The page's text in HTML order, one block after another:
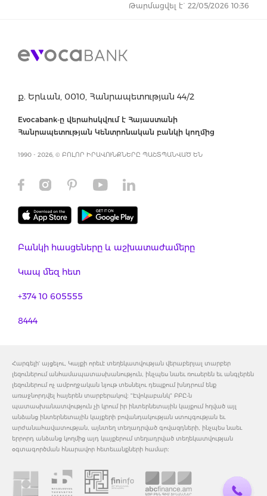
Թարմացվել է` 22/05/2026 10:36
ք. Երևան, 0010, Հանրապետության 44/2
Evocabank-ը վերահսկվում է Հայաստանի
Հանրապետության Կենտրոնական բանկի կողմից
1990 - 2026, © ԲՈԼՈՐ ԻՐԱՎՈՒՆՔՆԵՐԸ ՊԱՇՏՊԱՆՎԱԾ ԵՆ
Բանկի հասցեները և աշխատաժամերը
Կապ մեզ հետ
+374 10 605555
8444
Հարգելի' այցելու, Կայքի որեւէ տեղեկատվության վերաբերյալ տարբեր
լեզուներում անհամապատասխանություն, ինչպես նաեւ ռուսերեն եւ անգլերեն
լեզուներում ոչ ամբողջական նյութ տեսնելու դեպքում խնդրում ենք
առաջնորդվել հայերեն տարբերակով: "Էվոկաբանկ" ԲԲԸ-ն
պատասխանատվություն չի կրում իր ինտերնետային կայքում հղված այլ
անձանց ինտերնետային կայքերի բովանդակության ստույգության եւ
արժանահավատության, այնտեղ տեղադրված գովազդների, ինչպես նաեւ
երրորդ անձանց կողմից այդ կայքերում տեղադրված տեղեկատվության
օգտագործման հնարավոր հետեւանքների համար: